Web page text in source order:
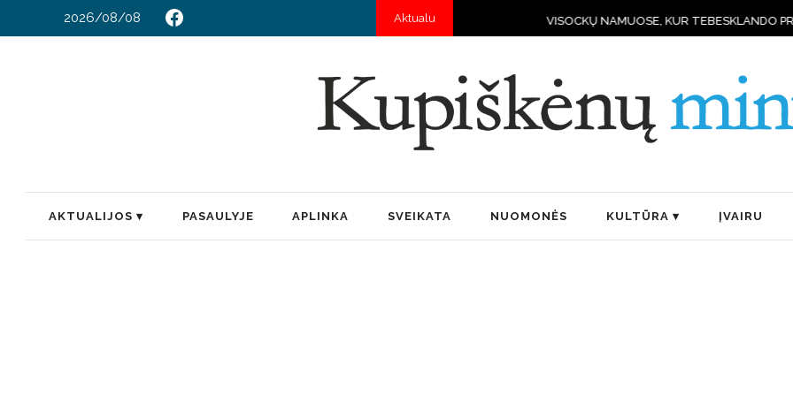
2026/08/08 Aktualu VISOCKŲ NAMUOSE, KUR TEBESKLANDO PRIEŠKARIO
AKTUALIJOS PASAULYJE APLINKA SVEIKATA NUOMONĖS KULTŪRA ĮVAIRU